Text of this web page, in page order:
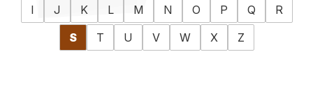
I
J K L M N O P Q
R
S
T U V W X Z